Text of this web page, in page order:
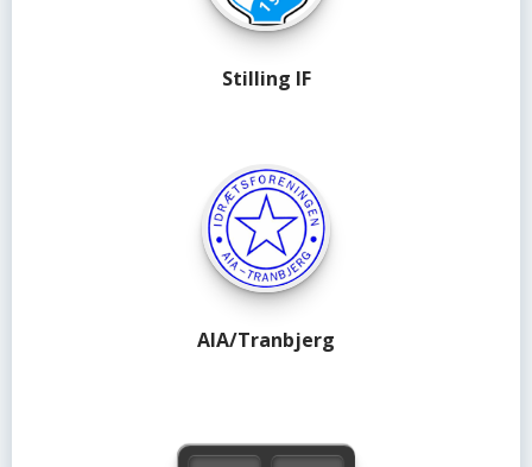
Stilling IF
AIA/Tranbjerg